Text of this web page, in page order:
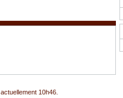
10h46.